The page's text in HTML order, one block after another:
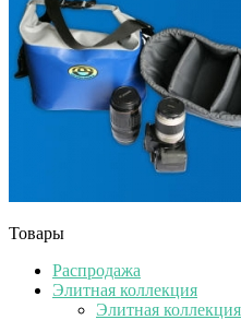
Товары
Распродажа
Элитная коллекция
Элитная коллекция